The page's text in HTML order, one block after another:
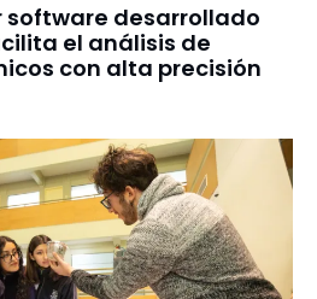
software desarrollado
el análisis de
con alta precisión